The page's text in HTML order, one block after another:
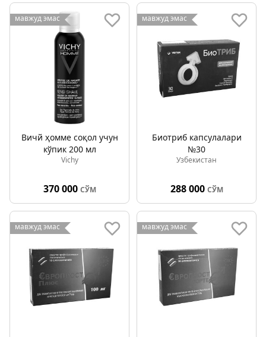
мавжуд эмас
Вичй ҳомме соқол учун
кўпик 200 мл
Vichy
370 000 СЎМ
мавжуд эмас
Биотриб капсулалари
№30
Узбекистан
288 000 СЎМ
мавжуд эмас мавжуд эмас